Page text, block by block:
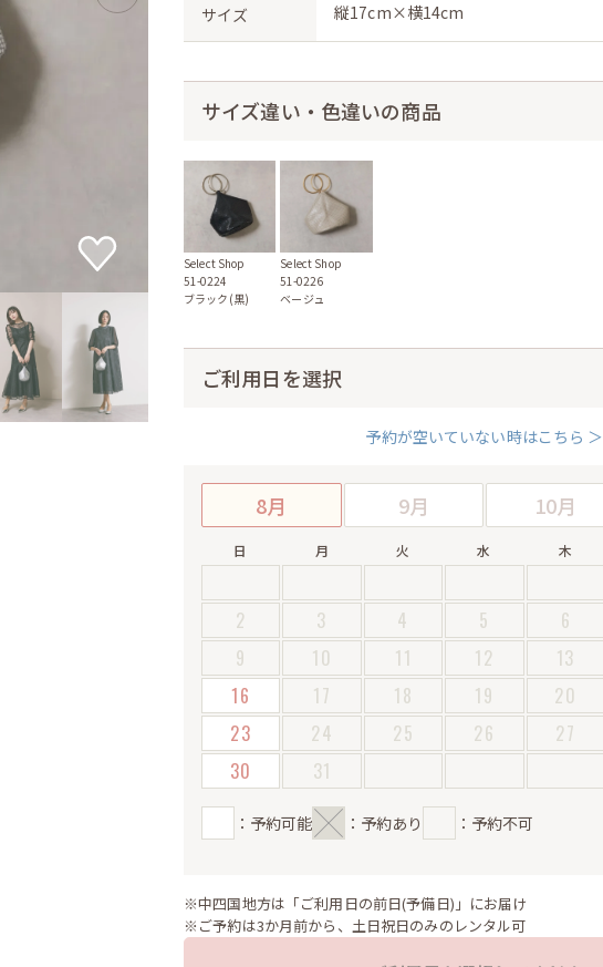
サイズ 縦17cm×横14cm
サイズ違い・色違いの商品
Select Shop
51-0224
ブラック(黒)
Select Shop
51-0226
ベージュ
ご利用日を選択
予約が空いていない時はこちら ＞
8月 9月 10月
日 月 火 水 木
2
3 4 5 6
9
10 11 12 13
16
17 18 19 20
23
24 25 26 27
30
31
：予約可能 ：予約あり ：予約不可
※中四国地方は「ご利用日の前日(予備日)」にお届け
※ご予約は3か月前から、土日祝日のみのレンタル可